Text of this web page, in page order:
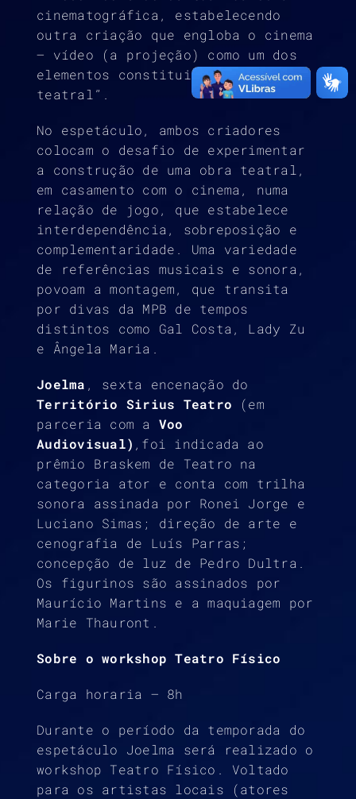
cinematográfica, estabelecendo
outra criação que engloba o cinema
– vídeo (a projeção) como um dos
elementos constituintes da cena
teatral”.
No espetáculo, ambos criadores
colocam o desafio de experimentar
a construção de uma obra teatral,
em casamento com o cinema, numa
relação de jogo, que estabelece
interdependência, sobreposição e
complementaridade. Uma variedade
de referências musicais e sonora,
povoam a montagem, que transita
por divas da MPB de tempos
distintos como Gal Costa, Lady Zu
e Ângela Maria.
Joelma , sexta encenação do
Território Sirius Teatro (em
parceria com a Voo
Audiovisual) , foi indicada ao
prêmio Braskem de Teatro na
categoria ator e conta com trilha
sonora assinada por Ronei Jorge e
Luciano Simas; direção de arte e
cenografia de Luís Parras;
concepção de luz de Pedro Dultra.
Os figurinos são assinados por
Maurício Martins e a maquiagem por
Marie Thauront.
Sobre o workshop Teatro Físico
Carga horaria – 8h
Durante o período da temporada do
espetáculo Joelma será realizado o
workshop Teatro Físico. Voltado
para os artistas locais (atores